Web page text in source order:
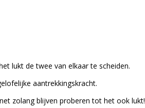
lukt de twee van elkaar te scheiden.
aantrekkingskracht.
zolang blijven proberen tot het ook lukt!